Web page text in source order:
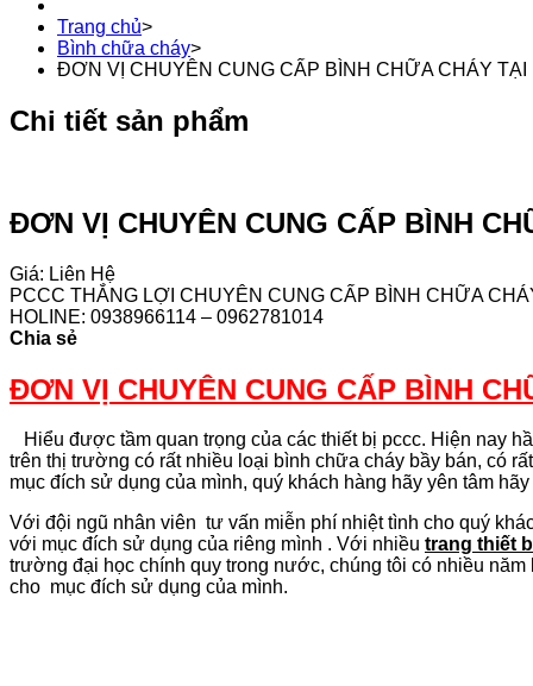
Trang chủ>
Bình chữa cháy>
ĐƠN VỊ CHUYÊN CUNG CẤP BÌNH CHỮA CHÁY TẠI
Chi tiết sản phẩm
ĐƠN VỊ CHUYÊN CUNG CẤP BÌNH
Giá: Liên Hệ
PCCC THẮNG LỢI CHUYÊN CUNG CẤP BÌNH CHỮA
HOLINE: 0938966114 – 0962781014
Chia sẻ
ĐƠN VỊ CHUYÊN CUNG CẤP BÌNH
Hiểu được tầm quan trọng của các thiết bị pccc. Hiện nay
trên thị trường có rất nhiều loại bình chữa cháy bầy bán, có
mục đích sử dụng của mình, quý khách hàng hãy yên tâm
Với đội ngũ nhân viên tư vấn miễn phí nhiệt tình cho quý
với mục đích sử dụng của riêng mình . Với nhiều trang thiết
trường đại học chính quy trong nước, chúng tôi có nhiều
cho mục đích sử dụng của mình.